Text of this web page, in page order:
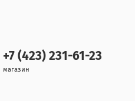
+7 (423) 231-61-23
магазин